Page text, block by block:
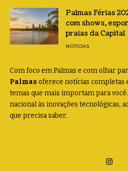
Palmas Férias
com shows,
praias da Capital
NOTÍCIAS
Com foco em Palmas e com olhar
Palmas oferece notícias completas
temas que mais importam para
nacional às inovações tecnológicas,
que precisa saber.